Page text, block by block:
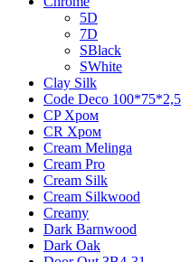
5D
7D
SBlack
SWhite
Clay Silk
Code Deco 100*75*2,5
CP Хром
CR Хром
Cream Melinga
Cream Pro
Cream Silk
Cream Silkwood
Creamy
Dark Barnwood
Dark Oak